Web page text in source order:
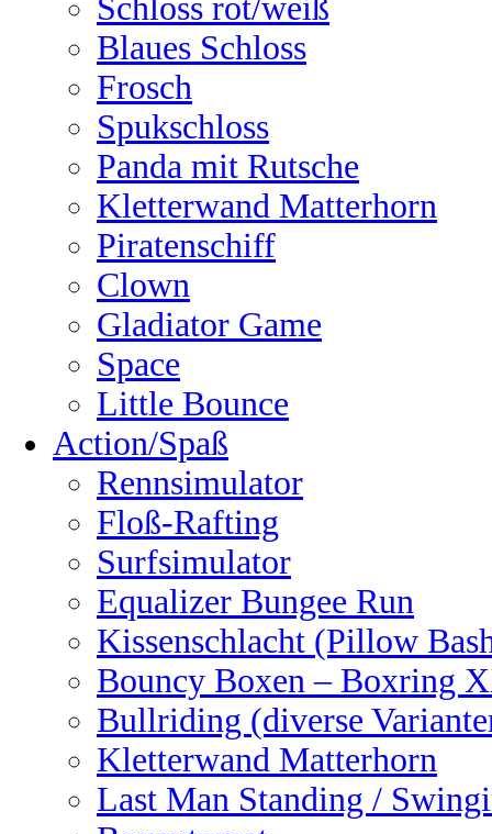
Schloss rot/weiß
Blaues Schloss
Frosch
Spukschloss
Panda mit Rutsche
Kletterwand Matterhorn
Piratenschiff
Clown
Gladiator Game
Space
Little Bounce
Action/Spaß
Rennsimulator
Floß-Rafting
Surfsimulator
Equalizer Bungee Run
Kissenschlacht (Pillow
Bouncy Boxen – Boxring
Bullriding (diverse
Kletterwand Matterhorn
Last Man Standing /